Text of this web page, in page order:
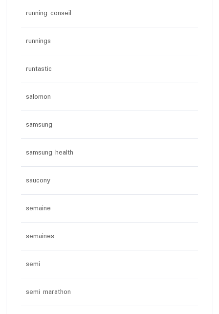
running conseil
runnings
runtastic
salomon
samsung
samsung health
saucony
semaine
semaines
semi
semi marathon